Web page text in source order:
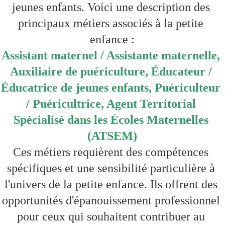
jeunes enfants. Voici une description des
principaux métiers associés à la petite
enfance :
Assistant maternel / Assistante maternelle,
Auxiliaire de puériculture, Éducateur /
Éducatrice de jeunes enfants, Puériculteur
/ Puéricultrice, Agent Territorial
Spécialisé dans les Écoles Maternelles
(ATSEM)
Ces métiers requièrent des compétences
spécifiques et une sensibilité particulière à
l'univers de la petite enfance. Ils offrent des
opportunités d'épanouissement professionnel
pour ceux qui souhaitent contribuer au